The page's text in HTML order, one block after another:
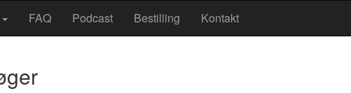
FAQ Podcast Bestilling Kontakt